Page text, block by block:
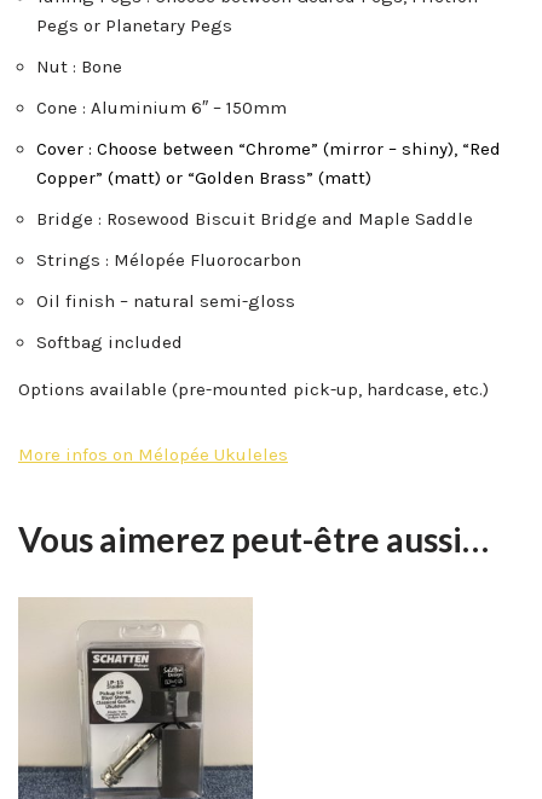
Pegs or Planetary Pegs
Nut : Bone
Cone : Aluminium 6″ – 150mm
Cover : Choose between “Chrome” (mirror – shiny), “Red
Copper” (matt) or “Golden Brass” (matt)
Bridge : Rosewood Biscuit Bridge and Maple Saddle
Strings : Mélopée Fluorocarbon
Oil finish – natural semi-gloss
Softbag included
Options available (pre-mounted pick-up, hardcase, etc.)
More infos on Mélopée Ukuleles
Vous aimerez peut-être aussi…